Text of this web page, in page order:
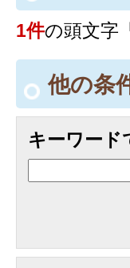
1件の頭文字
他の条
キーワード